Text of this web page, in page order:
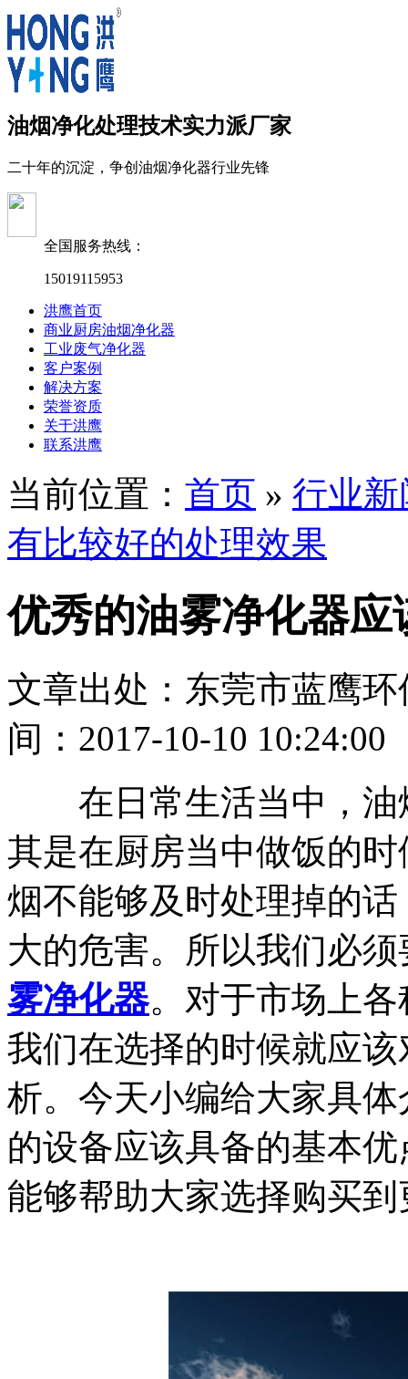
油烟净化处理技术实力派厂家
二十年的沉淀，争创油烟净化器行业先锋
全国服务热线：
15019115953
洪鹰首页
商业厨房油烟净化器
工业废气净化器
客户案例
解决方案
荣誉资质
关于洪鹰
联系洪鹰
当前位置： 首页 » 行业新
有比较好的处理效果
优秀的油雾净化器
文章出处：东莞市蓝鹰
间：2017-10-10 10:24:00
在日常生活当中，油
其是在厨房当中做饭的
烟不能够及时处理掉的
大的危害。所以我们必
雾净化器。对于市场上
我们在选择的时候就应
析。今天小编给大家具
的设备应该具备的基本
能够帮助大家选择购买